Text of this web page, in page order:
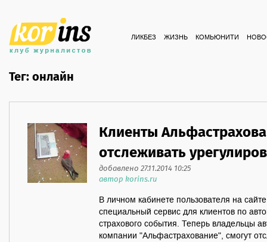
ЛИКБЕЗ ЖИЗНЬ КОМЬЮНИТИ
Тег: онлайн
Клиенты
отслеживать
добавлено 27.11.2014 10:25
автор korins.ru
В личном кабинете пользователя на
специальный сервис для клиентов по
страхового события. Теперь владельцы
компании "Альфастрахование", смогут